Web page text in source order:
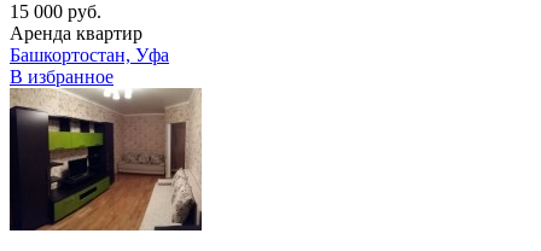
15 000 руб.
Аренда квартир
Башкортостан, Уфа
В избранное